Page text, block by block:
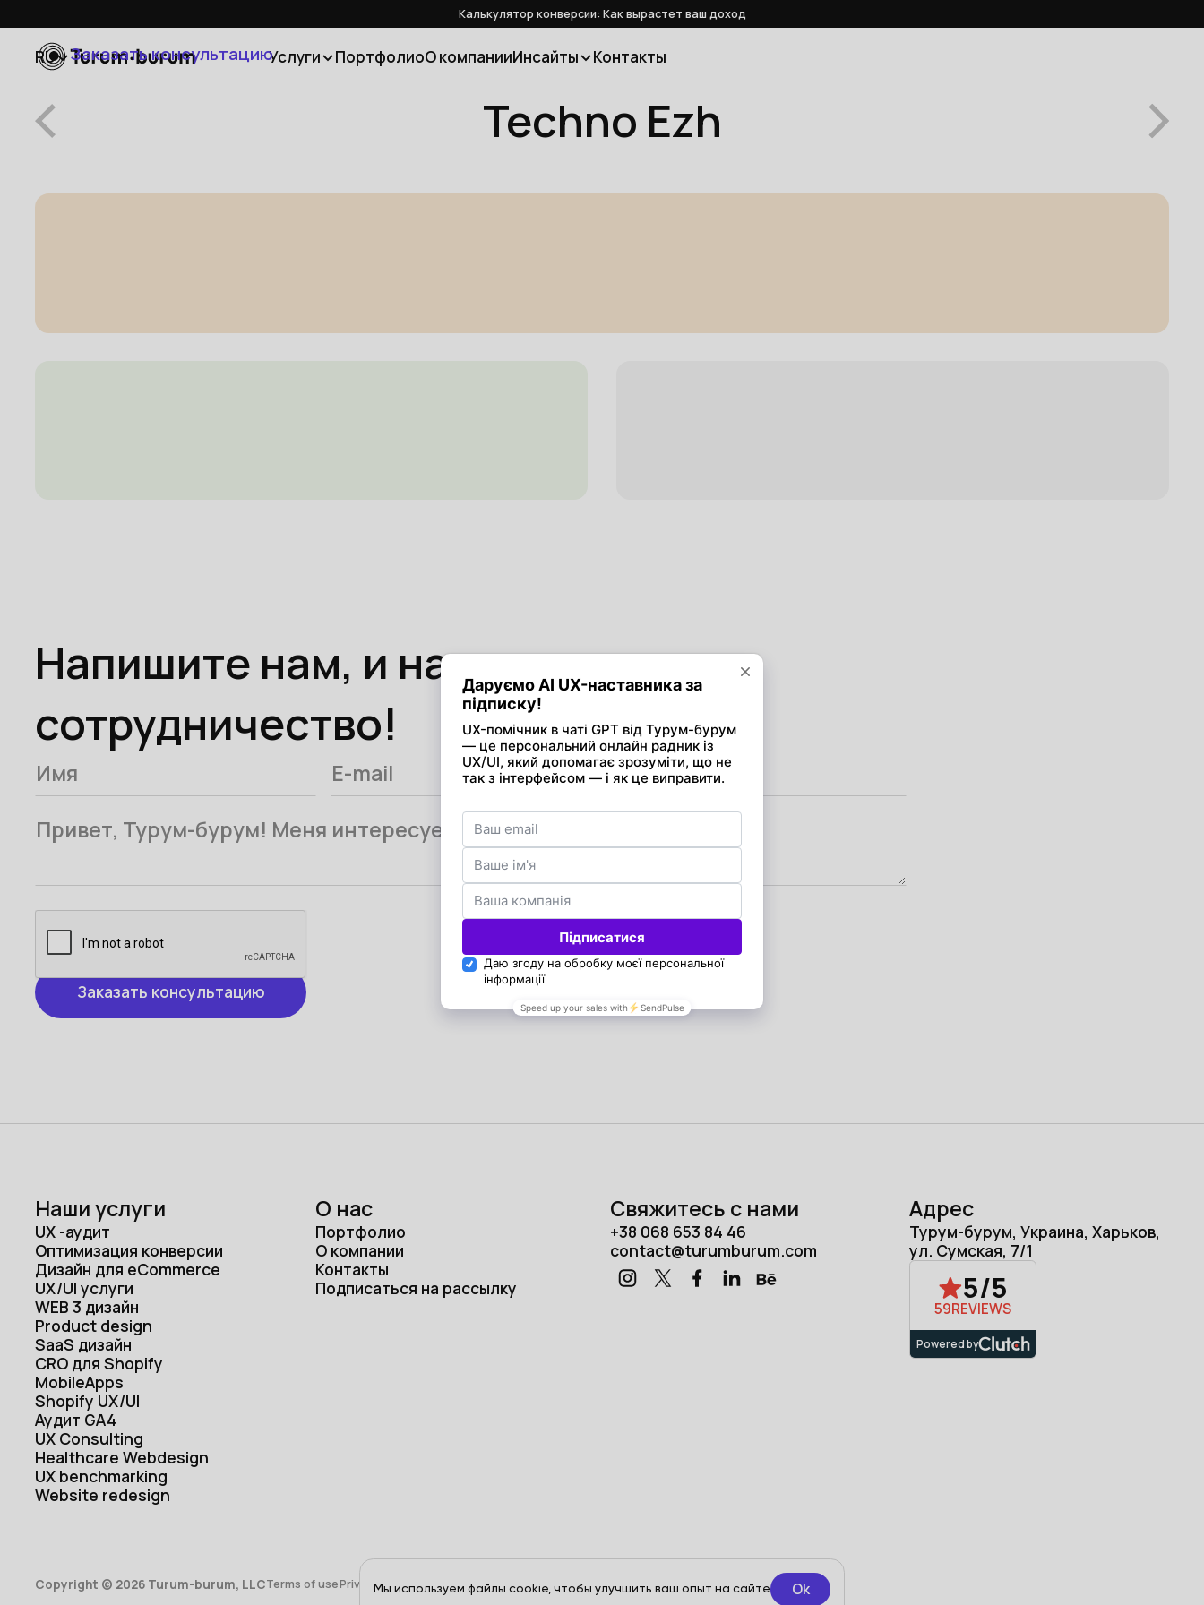
Калькулятор конверсии: Как вырастет ваш доход
Услуги ПортфолиоО компанииИнсайты Контакты
RU Заказать консультацию
Мы используем файлы cookie, чтобы улучшить ваш опыт на сайте Ok
Techno Ezh
Напишите нам, и начнем
сотрудничество!
Наши услуги
UX -аудит
Оптимизация конверсии
Дизайн для eCommerce
UX/UI услуги
WEB 3 дизайн
Product design
SaaS дизайн
CRO для Shopify
MobileApps
Shopify UX/UI
Аудит GA4
UX Consulting
Healthcare Webdesign
UX benchmarking
Website redesign
О нас
Портфолио
О компании
Контакты
Подписаться на рассылку
Свяжитесь с нами
+38 068 653 84 46
contact@turumburum.com
Адрес
Турум-бурум, Украина, Харьков,
ул. Сумская, 7/1
5/5
59REVIEWS
Powered by
Copyright © 2026 Turum-burum, LLCTerms of usePrivacy Policy